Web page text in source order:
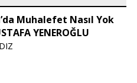
Muhalefet Nasıl Yok
YENEROĞLU